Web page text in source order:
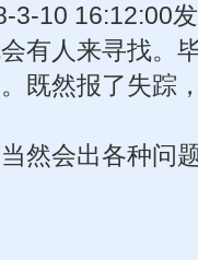
3-10 16:12:00
有人来寻找。
既然报了失踪
然会出各种问